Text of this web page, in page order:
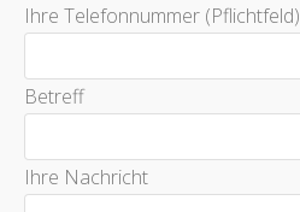
Ihre Telefonnummer (Pflichtfeld)
Betreff
Ihre Nachricht